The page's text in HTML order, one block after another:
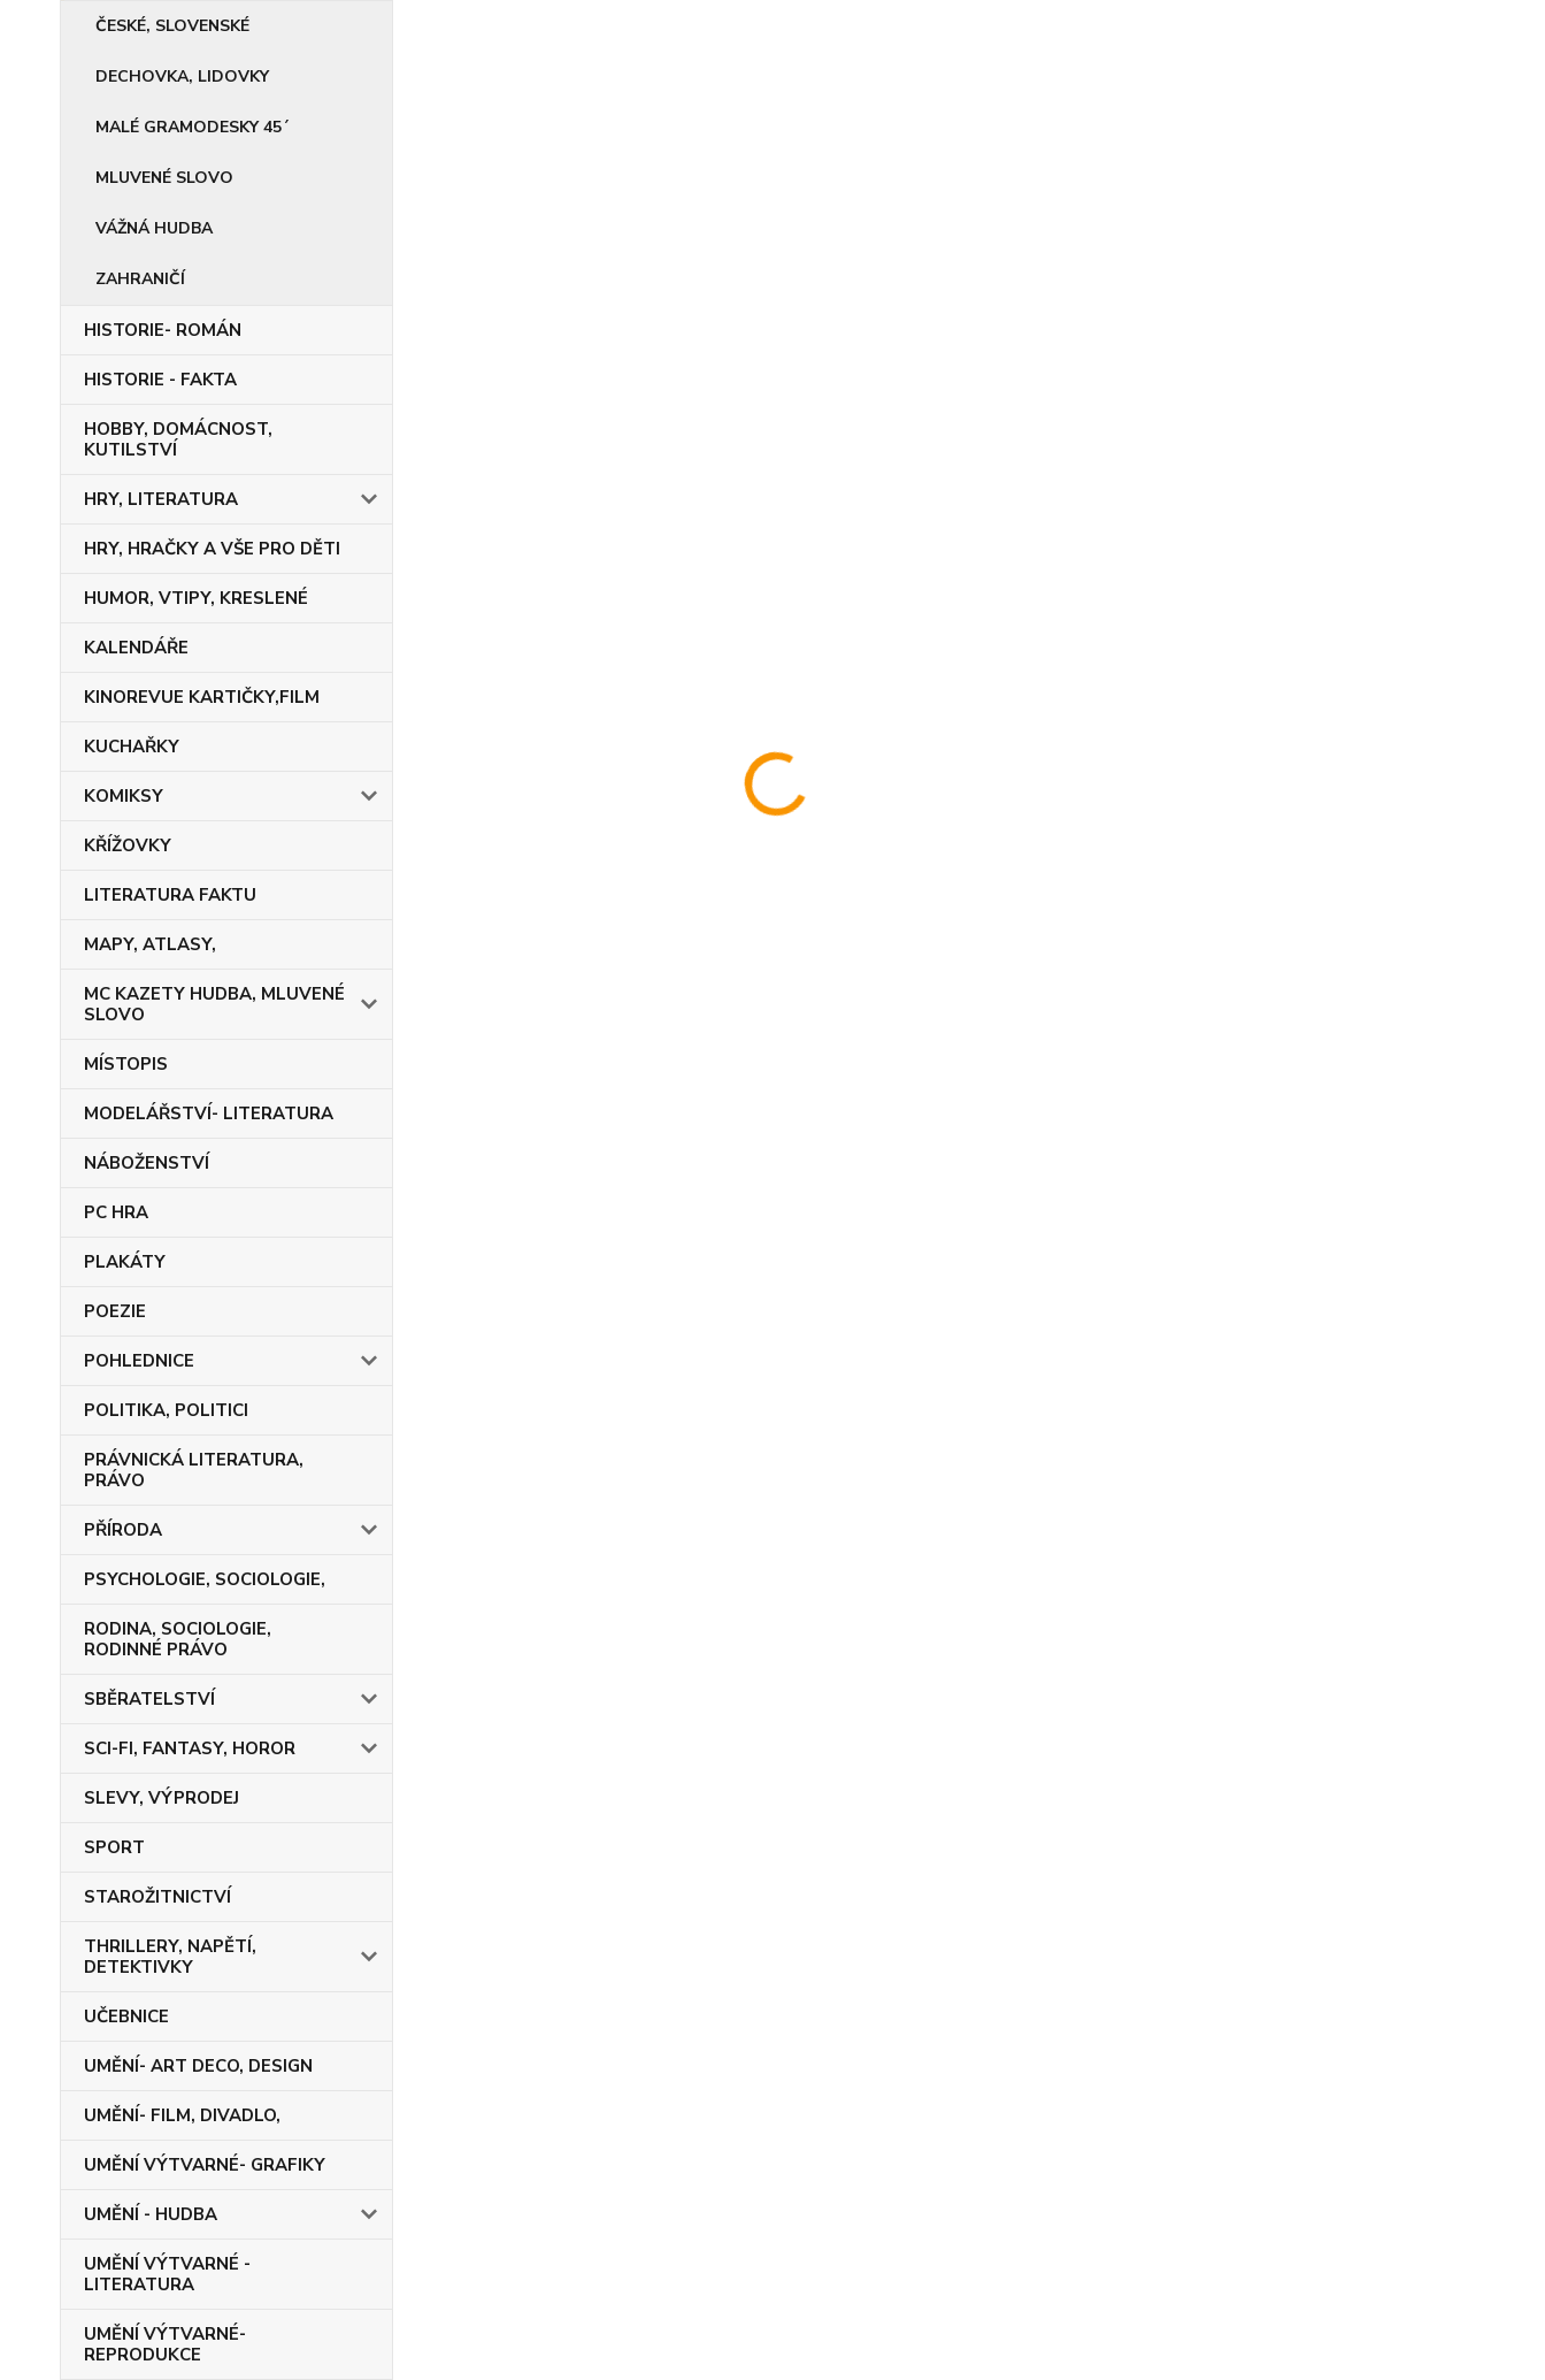
ČESKÉ, SLOVENSKÉ
DECHOVKA, LIDOVKY
MALÉ GRAMODESKY 45´
MLUVENÉ SLOVO
VÁŽNÁ HUDBA
ZAHRANIČÍ
HISTORIE- ROMÁN
HISTORIE - FAKTA
HOBBY, DOMÁCNOST,
KUTILSTVÍ
HRY, LITERATURA
HRY, HRAČKY A VŠE PRO DĚTI
HUMOR, VTIPY, KRESLENÉ
KALENDÁŘE
KINOREVUE KARTIČKY,FILM
KUCHAŘKY
KOMIKSY
KŘÍŽOVKY
LITERATURA FAKTU
MAPY, ATLASY,
MC KAZETY HUDBA, MLUVENÉ
SLOVO
MÍSTOPIS
MODELÁŘSTVÍ- LITERATURA
NÁBOŽENSTVÍ
PC HRA
PLAKÁTY
POEZIE
POHLEDNICE
POLITIKA, POLITICI
PRÁVNICKÁ LITERATURA,
PRÁVO
PŘÍRODA
PSYCHOLOGIE, SOCIOLOGIE,
RODINA, SOCIOLOGIE,
RODINNÉ PRÁVO
SBĚRATELSTVÍ
SCI-FI, FANTASY, HOROR
SLEVY, VÝPRODEJ
SPORT
STAROŽITNICTVÍ
THRILLERY, NAPĚTÍ,
DETEKTIVKY
UČEBNICE
UMĚNÍ- ART DECO, DESIGN
UMĚNÍ- FILM, DIVADLO,
UMĚNÍ VÝTVARNÉ- GRAFIKY
UMĚNÍ - HUDBA
UMĚNÍ VÝTVARNÉ -
LITERATURA
UMĚNÍ VÝTVARNÉ-
REPRODUKCE